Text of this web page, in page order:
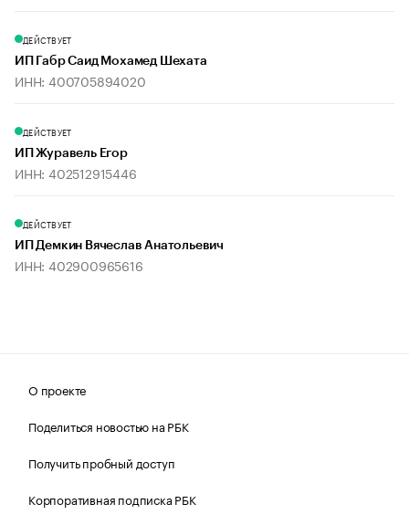
ДЕЙСТВУЕТ
ИП Габр Саид Мохамед Шехата
ИНН: 400705894020
ДЕЙСТВУЕТ
ИП Журавель Егор
ИНН: 402512915446
ДЕЙСТВУЕТ
ИП Демкин Вячеслав Анатольевич
ИНН: 402900965616
О проекте
Поделиться новостью на РБК
Получить пробный доступ
Корпоративная подписка РБК